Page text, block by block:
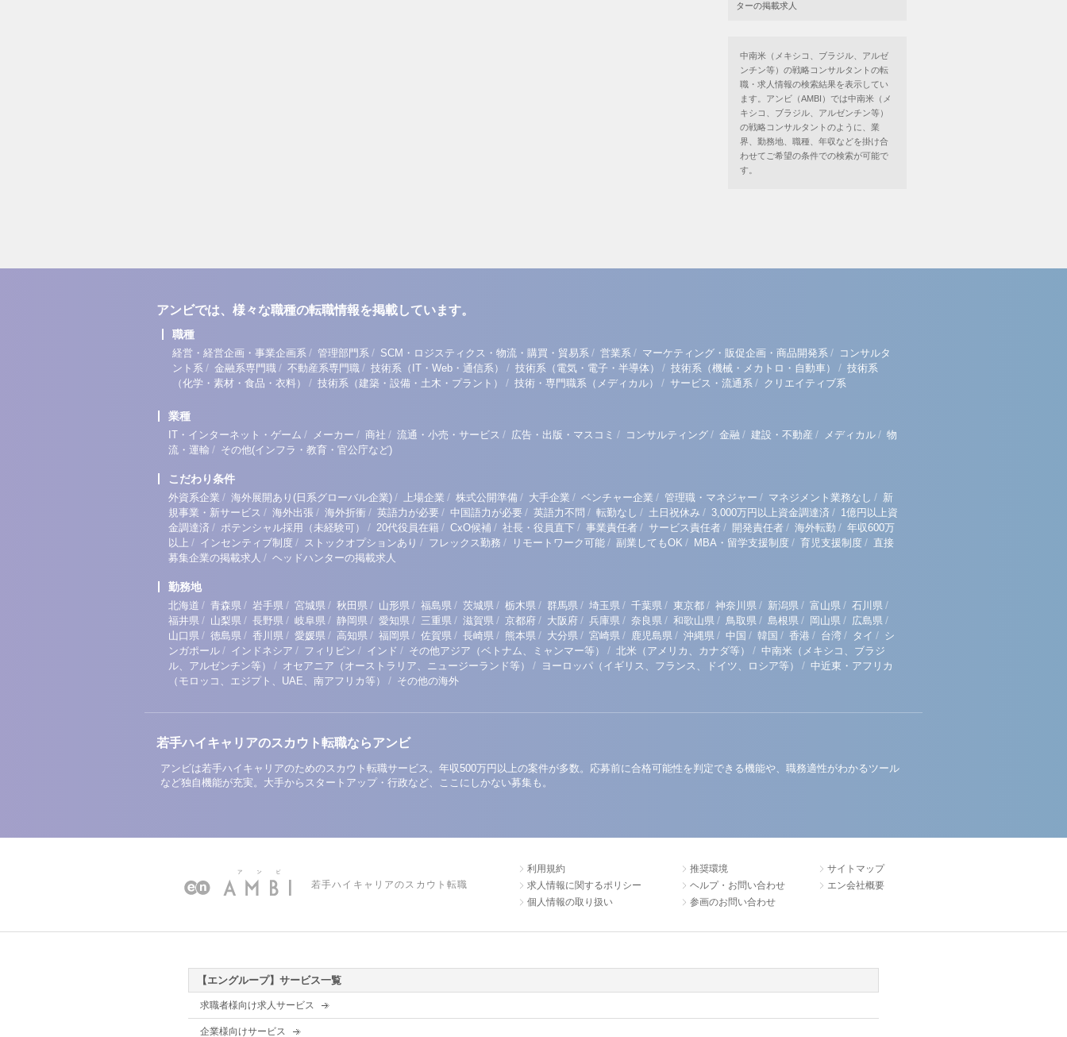
ターの掲載求人
中南米（メキシコ、ブラジル、アルゼ
ンチン等）の戦略コンサルタントの転
職・求人情報の検索結果を表示してい
ます。アンビ（AMBI）では中南米（メ
キシコ、ブラジル、アルゼンチン等）
の戦略コンサルタントのように、業
界、勤務地、職種、年収などを掛け合
わせてご希望の条件での検索が可能で
す。
アンビでは、様々な職種の転職情報を掲載しています。
職種
経営・経営企画・事業企画系 / 管理部門系 / SCM・ロジスティクス・物流・購買・貿易系 / 営業系 / マーケティング・販促企画・商品開発系 / コンサルタ
ント系 / 金融系専門職 / 不動産系専門職 / 技術系（IT・Web・通信系） / 技術系（電気・電子・半導体） / 技術系（機械・メカトロ・自動車） / 技術系
（化学・素材・食品・衣料）
/ 技術系（建築・設備・土木・プラント） / 技術・専門職系（メディカル） / サービス・流通系 / クリエイティブ系
業種
IT・インターネット・ゲーム / メーカー / 商社 / 流通・小売・サービス / 広告・出版・マスコミ / コンサルティング / 金融 / 建設・不動産 / メディカル / 物
流・運輸 / その他(インフラ・教育・官公庁など)
こだわり条件
外資系企業 / 海外展開あり(日系グローバル企業) / 上場企業 / 株式公開準備 / 大手企業 / ベンチャー企業 / 管理職・マネジャー / マネジメント業務なし / 新
規事業・新サービス / 海外出張 / 海外折衝 / 英語力が必要 / 中国語力が必要 / 英語力不問 / 転勤なし / 土日祝休み / 3,000万円以上資金調達済 / 1億円以上資
金調達済 / ポテンシャル採用（未経験可） / 20代役員在籍 / CxO候補 / 社長・役員直下 / 事業責任者 / サービス責任者 / 開発責任者 / 海外転勤 / 年収600万
以上 / インセンティブ制度 / ストックオプションあり / フレックス勤務 / リモートワーク可能 / 副業してもOK / MBA・留学支援制度 / 育児支援制度 / 直接
募集企業の掲載求人 / ヘッドハンターの掲載求人
勤務地
北海道 / 青森県 / 岩手県 / 宮城県 / 秋田県 / 山形県 / 福島県 / 茨城県 / 栃木県 / 群馬県 / 埼玉県 / 千葉県 / 東京都 / 神奈川県 / 新潟県 / 富山県 / 石川県 /
福井県 / 山梨県 / 長野県 / 岐阜県 / 静岡県 / 愛知県 / 三重県 / 滋賀県 / 京都府 / 大阪府 / 兵庫県 / 奈良県 / 和歌山県 / 鳥取県 / 島根県 / 岡山県 / 広島県 /
山口県 / 徳島県 / 香川県 / 愛媛県 / 高知県 / 福岡県 / 佐賀県 / 長崎県 / 熊本県 / 大分県 / 宮崎県 / 鹿児島県 / 沖縄県 / 中国 / 韓国 / 香港 / 台湾 / タイ / シ
ンガポール / インドネシア / フィリピン / インド / その他アジア（ベトナム、ミャンマー等） / 北米（アメリカ、カナダ等） / 中南米（メキシコ、ブラジ
ル、アルゼンチン等）
/ オセアニア（オーストラリア、ニュージーランド等） / ヨーロッパ（イギリス、フランス、ドイツ、ロシア等） / 中近東・アフリカ
（モロッコ、エジプト、UAE、南アフリカ等）
/ その他の海外
若手ハイキャリアのスカウト転職ならアンビ
アンビは若手ハイキャリアのためのスカウト転職サービス。年収500万円以上の案件が多数。応募前に合格可能性を判定できる機能や、職務適性がわかるツール
など独自機能が充実。大手からスタートアップ・行政など、ここにしかない募集も。
若手ハイキャリアのスカウト転職
利用規約
求人情報に関するポリシー
個人情報の取り扱い
推奨環境
ヘルプ・お問い合わせ
参画のお問い合わせ
サイトマップ
エン会社概要
【エングループ】サービス一覧
求職者様向け求人サービス
企業様向けサービス